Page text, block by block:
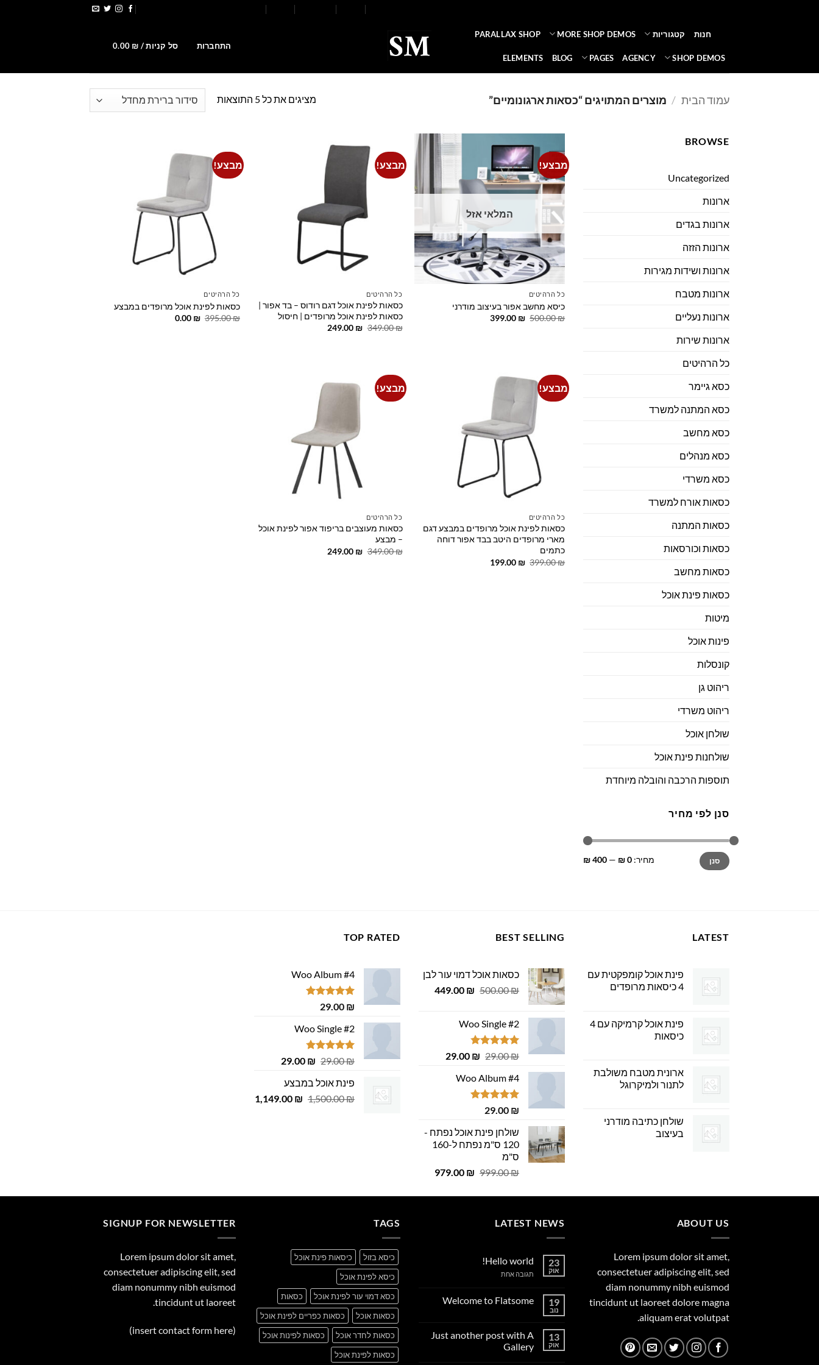
חנות קטגוריות MORE SHOP DEMOS
PARALLAX SHOP
SHOP DEMOS
AGENCY
PAGES
BLOG
ELEMENTS
התחברות סל קניות / 0.00 ₪
עמוד הבית / מוצרים המתויגים “כסאות ארגונומיים” מציגים את כל ⁦5⁩ התוצאות
BROWSE
Uncategorized
ארונות
ארונות בגדים
ארונות הזזה
ארונות ושידות מגירות
ארונות מטבח
ארונות נעליים
ארונות שירות
כל הרהיטים
כסא גיימר
כסא המתנה למשרד
כסא מחשב
כסא מנהלים
כסא משרדי
כסאות אורח למשרד
כסאות המתנה
כסאות וכורסאות
כסאות מחשב
כסאות פינת אוכל
מיטות
פינות אוכל
קונסלות
ריהוט גן
ריהוט משרדי
שולחן אוכל
שולחנות פינת אוכל
תוספות הרכבה והובלה מיוחדת
סנן לפי מחיר
מחיר
מינימלי
מחיר
מקסימלי
סנן מחיר: 0 ₪
—
400 ₪
מבצע!
Add to
המלאי אזל
כל הרהיטים
כיסא מחשב אפור בעיצוב מודרני
500.00₪
המחיר
399.00 ₪
המחיר
מבצע!
כל הרהיטים
כסאות לפינת אוכל דגם רודוס – בד אפור |
כסאות לפינת אוכל מרופדים | חיסול
349.00₪
המחיר
249.00 ₪
המחיר
מבצע!
כל הרהיטים
כסאות לפינת אוכל מרופדים במבצע
395.00₪
המחיר
0.00 ₪
המחיר
מבצע!
כל הרהיטים
כסאות לפינת אוכל מרופדים במבצע דגם
מארי מרופדים היטב בבד אפור דוחה
כתמים
399.00₪
המחיר
199.00 ₪
מבצע!
כל הרהיטים
כסאות מעוצבים בריפוד אפור לפינת אוכל
– מבצע
349.00₪
המחיר
249.00 ₪
המחיר
LATEST
פינת אוכל קומפקטית עם
4 כיסאות מרופדים
פינת אוכל קרמיקה עם 4
כיסאות
ארונית מטבח משולבת
לתנור ולמיקרוגל
שולחן כתיבה מודרני
בעיצוב
BEST SELLING
כסאות אוכל דמוי עור לבן
500.00₪
המחיר
500.00 ₪.
449.00 ₪
המחיר
Woo Single #2
דורג4.75
29.00₪
המחיר
היה:
29.00 ₪.
29.00 ₪
המחיר
Woo Album #4
דורג5.00
29.00 ₪
שולחן פינת אוכל נפתח -
120 ס"מ נפתח ל-160
ס"מ
999.00₪
המחיר
היה:
979.00 ₪
המחיר
הוא:
TOP RATED
Woo Album #4
דורג5.00
29.00 ₪
Woo Single #2
דורג4.75
29.00₪
המחיר
היה:
29.00 ₪.
29.00 ₪
המחיר
29.00 ₪.
פינת אוכל במבצע
1,500.00₪
המחיר
1,149.00 ₪
המחיר
ABOUT US
Lorem ipsum dolor sit amet,
consectetuer adipiscing elit, sed
diam nonummy nibh euismod
tincidunt ut laoreet dolore magna
aliquam erat volutpat.
LATEST NEWS
23
אוק
Hello world!
תגובה אחתעל
19
נוב
Welcome to Flatsome
Welcome
to
Flatsome
13
אוק
Just another post with A
Gallery
TAGS
כיסא בזול
כיסאות פינת אוכל
כיסא לפינת אוכל
כסא דמוי עור לפינת אוכל
כסאות
כסאות אוכל
כסאות כפריים לפינת אוכל
כסאות לחדר אוכל
כסאות לפינות אוכל
כסאות לפינת אוכל
SIGNUP FOR NEWSLETTER
Lorem ipsum dolor sit amet,
consectetuer adipiscing elit, sed
diam nonummy nibh euismod
tincidunt ut laoreet.
(insert contact form here)